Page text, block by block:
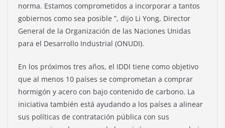
norma. Estamos comprometidos a incorporar a tantos
gobiernos como sea posible ”, dijo Li Yong, Director
General de la Organización de las Naciones Unidas
para el Desarrollo Industrial (ONUDI).
En los próximos tres años, el IDDI tiene como objetivo
que al menos 10 países se comprometan a comprar
hormigón y acero con bajo contenido de carbono. La
iniciativa también está ayudando a los países a alinear
sus políticas de contratación pública con sus